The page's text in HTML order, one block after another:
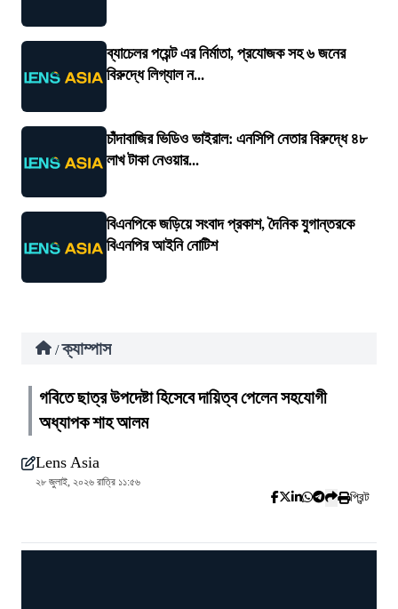
ব্যাচেলর পয়েন্ট এর নির্মাতা, প্রযোজক সহ ৬ জনের
বিরুদ্ধে লিগ্যাল ন...
চাঁদাবাজির ভিডিও ভাইরাল: এনসিপি নেতার বিরুদ্ধে ৪৮
লাখ টাকা নেওয়ার...
বিএনপিকে জড়িয়ে সংবাদ প্রকাশ, দৈনিক যুগান্তরকে
বিএনপির আইনি নোটিশ
/ ক্যাম্পাস
গবিতে ছাত্র উপদেষ্টা হিসেবে দায়িত্ব পেলেন সহযোগী
অধ্যাপক শাহ আলম
Lens Asia
২৮ জুলাই, ২০২৬ রাত্রি ১১:৫৬
প্রিন্ট